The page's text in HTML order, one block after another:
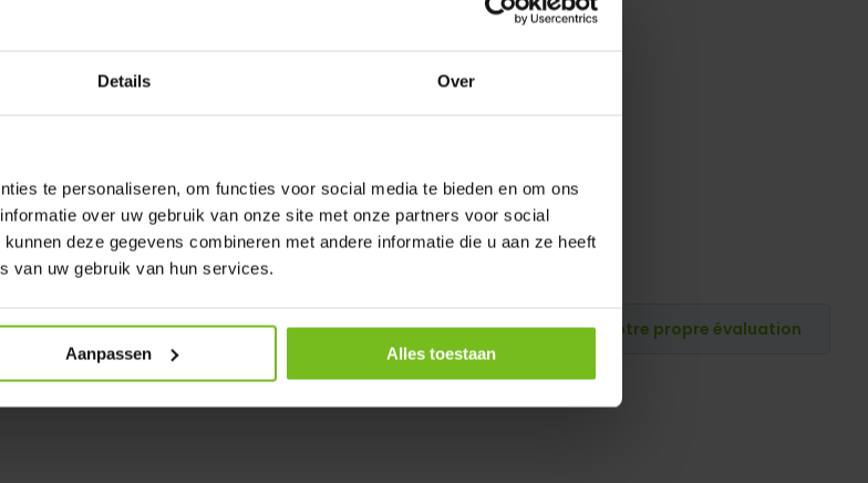
Details Over
te personaliseren, om functies voor social media te bieden en om ons
over uw gebruik van onze site met onze partners voor social
deze gegevens combineren met andere informatie die u aan ze heeft
van uw gebruik van hun services.
Aanpassen Alles toestaan
d'un
Publiez votre propre évaluation